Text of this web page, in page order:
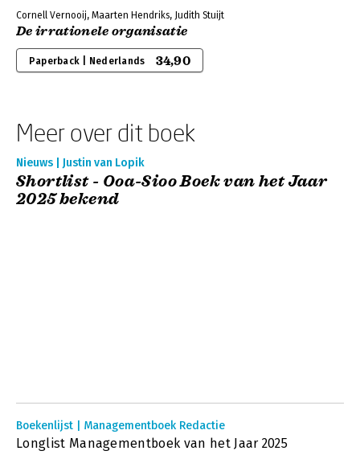
Cornell Vernooij, Maarten Hendriks, Judith Stuijt
De irrationele organisatie
Paperback | Nederlands 34,90
Meer over dit boek
Nieuws | Justin van Lopik
Shortlist - Ooa-Sioo Boek van het Jaar
2025 bekend
Boekenlijst | Managementboek Redactie
Longlist Managementboek van het Jaar 2025